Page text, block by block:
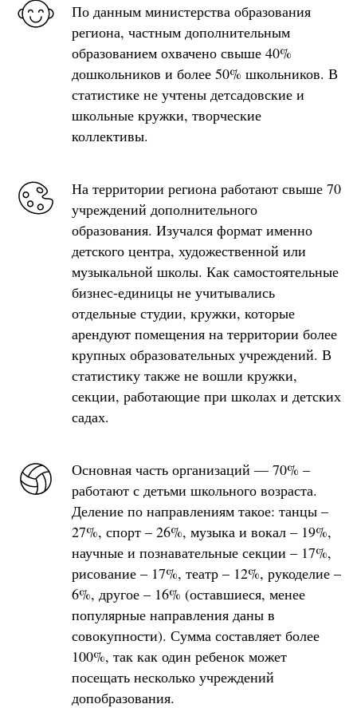
По данным министерства образования
региона, частным дополнительным
образованием охвачено свыше 40%
дошкольников и более 50% школьников. В
статистике не учтены детсадовские и
школьные кружки, творческие
коллективы.
На территории региона работают свыше 70
учреждений дополнительного
образования. Изучался формат именно
детского центра, художественной или
музыкальной школы. Как самостоятельные
бизнес-единицы не учитывались
отдельные студии, кружки, которые
арендуют помещения на территории более
крупных образовательных учреждений. В
статистику также не вошли кружки,
секции, работающие при школах и детских
садах.
Основная часть организаций — 70% –
работают с детьми школьного возраста.
Деление по направлениям такое: танцы –
27%, спорт – 26%, музыка и вокал – 19%,
научные и познавательные секции – 17%,
рисование – 17%, театр – 12%, рукоделие –
6%, другое – 16% (оставшиеся, менее
популярные направления даны в
совокупности). Сумма составляет более
100%, так как один ребенок может
посещать несколько учреждений
допобразования.